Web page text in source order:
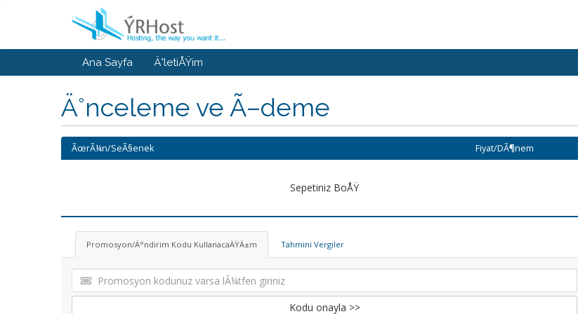
Ana Sayfa Ä°letiÅŸim
Ä°nceleme ve Ã–deme
ÃœrÃ¼n/SeÃ§enek Fiyat/DÃ¶nem
Sepetiniz BoÅŸ
Promosyon/Ä°ndirim Kodu KullanacaÄŸÄ±m Tahmini Vergiler
Kodu onayla >>